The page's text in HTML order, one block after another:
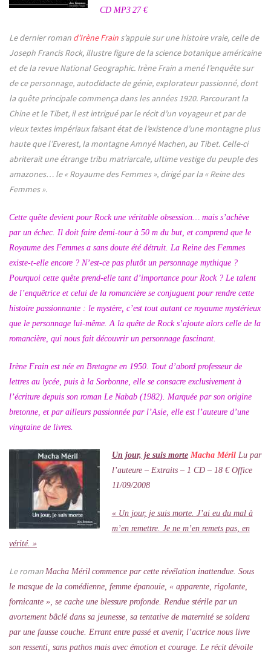
CD MP3 27 €
Le dernier roman d’Irène Frain s’appuie sur une histoire vraie, celle de
Joseph Francis Rock, illustre figure de la science botanique américaine
et de la revue National Geographic. Irène Frain a mené l’enquête sur
de ce personnage, autodidacte de génie, explorateur passionné, dont
la quête principale commença dans les années 1920. Parcourant la
Chine et le Tibet, il est intrigué par le récit d’un voyageur et par de
vieux textes impériaux faisant état de l’existence d’une montagne plus
haute que l’Everest, la montagne Amnyé Machen, au Tibet. Celle-ci
abriterait une étrange tribu matriarcale, ultime vestige du peuple des
amazones… le « Royaume des Femmes », dirigé par la « Reine des
Femmes ».
Cette quête devient pour Rock une véritable obsession… mais s’achève
par un échec. Il doit faire demi-tour à 50 m du but, et comprend que le
Royaume des Femmes a sans doute été détruit. La Reine des Femmes
existe-t-elle encore ? N’est-ce pas plutôt un personnage mythique ?
Pourquoi cette quête prend-elle tant d’importance pour Rock ? Le talent
de l’enquêtrice et celui de la romancière se conjuguent pour rendre cette
histoire passionnante : le mystère, c’est tout autant ce royaume mystérieux
que le personnage lui-même. A la quête de Rock s’ajoute alors celle de la
romancière, qui nous fait découvrir un personnage fascinant.
Irène Frain est née en Bretagne en 1950. Tout d’abord professeur de
lettres au lycée, puis à la Sorbonne, elle se consacre exclusivement à
l’écriture depuis son roman Le Nabab (1982). Marquée par son origine
bretonne, et par ailleurs passionnée par l’Asie, elle est l’auteure d’une
vingtaine de livres.
Un jour, je suis morte Macha MérilLu par
l’auteure – Extraits – 1 CD – 18 € Office
11/09/2008
« Un jour, je suis morte. J’ai eu du mal à
m’en remettre. Je ne m’en remets pas, en
vérité. »
Le roman Macha Méril commence par cette révélation inattendue. Sous
le masque de la comédienne, femme épanouie, « apparente, rigolante,
fornicante », se cache une blessure profonde. Rendue stérile par un
avortement bâclé dans sa jeunesse, sa tentative de maternité se soldera
par une fausse couche. Errant entre passé et avenir, l’actrice nous livre
son ressenti, sans pathos mais avec émotion et courage. Le récit dévoile